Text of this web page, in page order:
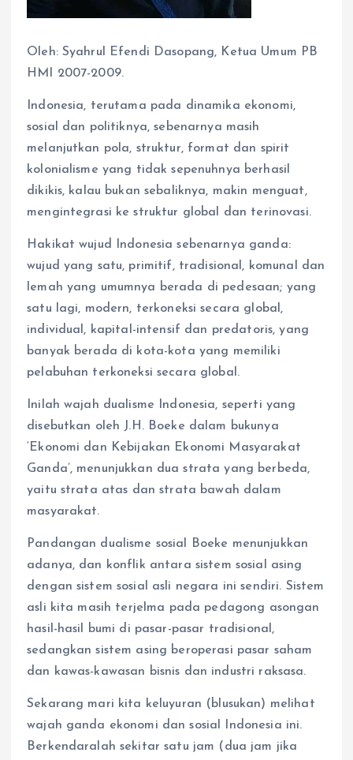
Oleh: Syahrul Efendi Dasopang, Ketua Umum PB
HMI 2007-2009.
Indonesia, terutama pada dinamika ekonomi,
sosial dan politiknya, sebenarnya masih
melanjutkan pola, struktur, format dan spirit
kolonialisme yang tidak sepenuhnya berhasil
dikikis, kalau bukan sebaliknya, makin menguat,
mengintegrasi ke struktur global dan terinovasi.
Hakikat wujud Indonesia sebenarnya ganda:
wujud yang satu, primitif, tradisional, komunal dan
lemah yang umumnya berada di pedesaan; yang
satu lagi, modern, terkoneksi secara global,
individual, kapital-intensif dan predatoris, yang
banyak berada di kota-kota yang memiliki
pelabuhan terkoneksi secara global.
Inilah wajah dualisme Indonesia, seperti yang
disebutkan oleh J.H. Boeke dalam bukunya
‘Ekonomi dan Kebijakan Ekonomi Masyarakat
Ganda’, menunjukkan dua strata yang berbeda,
yaitu strata atas dan strata bawah dalam
masyarakat.
Pandangan dualisme sosial Boeke menunjukkan
adanya, dan konflik antara sistem sosial asing
dengan sistem sosial asli negara ini sendiri. Sistem
asli kita masih terjelma pada pedagong asongan
hasil-hasil bumi di pasar-pasar tradisional,
sedangkan sistem asing beroperasi pasar saham
dan kawas-kawasan bisnis dan industri raksasa.
Sekarang mari kita keluyuran (blusukan) melihat
wajah ganda ekonomi dan sosial Indonesia ini.
Berkendaralah sekitar satu jam (dua jam jika